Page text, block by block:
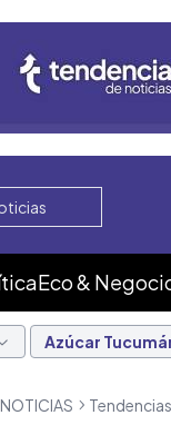
Eco &
Azúcar
Tendencias